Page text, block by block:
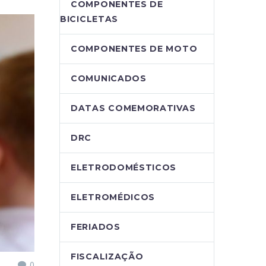
COMPONENTES DE
BICICLETAS
COMPONENTES DE MOTO
COMUNICADOS
DATAS COMEMORATIVAS
DRC
ELETRODOMÉSTICOS
ELETROMÉDICOS
FERIADOS
FISCALIZAÇÃO